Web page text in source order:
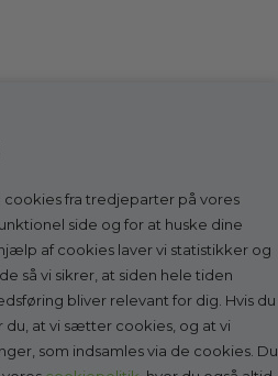
fra tredjeparter på vores
side og for at huske dine
af cookies laver vi statistikker og
så vi sikrer, at siden hele tiden
bliver relevant for dig. Hvis du
du, at vi sætter cookies, og at vi
som indsamles via de cookies. Du